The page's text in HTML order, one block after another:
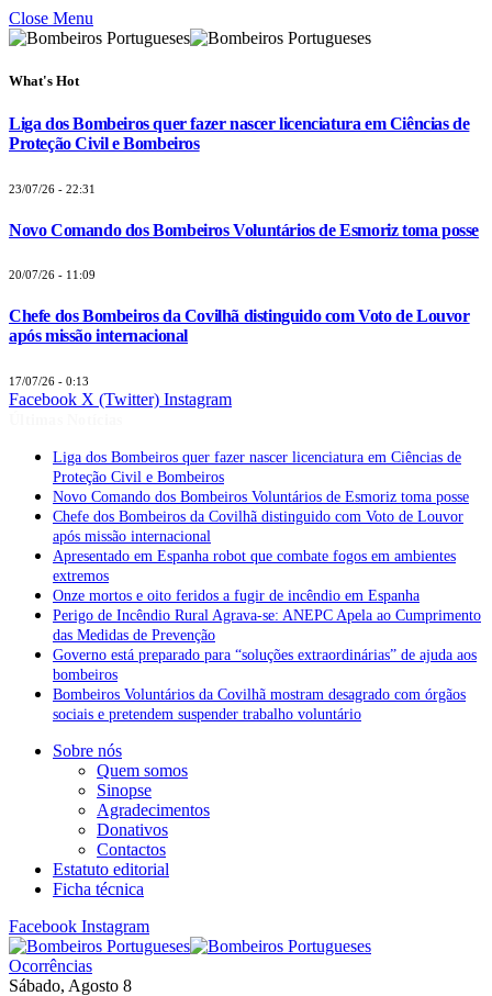
Close Menu
What's Hot
Liga dos Bombeiros quer fazer nascer licenciatura em Ciências de
Proteção Civil e Bombeiros
23/07/26 - 22:31
Novo Comando dos Bombeiros Voluntários de Esmoriz toma posse
20/07/26 - 11:09
Chefe dos Bombeiros da Covilhã distinguido com Voto de Louvor
após missão internacional
17/07/26 - 0:13
Facebook X (Twitter) Instagram
Liga dos Bombeiros quer fazer nascer licenciatura em Ciências de
Proteção Civil e Bombeiros
Novo Comando dos Bombeiros Voluntários de Esmoriz toma posse
Chefe dos Bombeiros da Covilhã distinguido com Voto de Louvor
após missão internacional
Apresentado em Espanha robot que combate fogos em ambientes
extremos
Onze mortos e oito feridos a fugir de incêndio em Espanha
Perigo de Incêndio Rural Agrava-se: ANEPC Apela ao Cumprimento
das Medidas de Prevenção
Governo está preparado para “soluções extraordinárias” de ajuda aos
bombeiros
Bombeiros Voluntários da Covilhã mostram desagrado com órgãos
sociais e pretendem suspender trabalho voluntário
Sobre nós
Quem somos
Sinopse
Agradecimentos
Donativos
Contactos
Estatuto editorial
Ficha técnica
Facebook Instagram
Ocorrências
Sábado, Agosto 8